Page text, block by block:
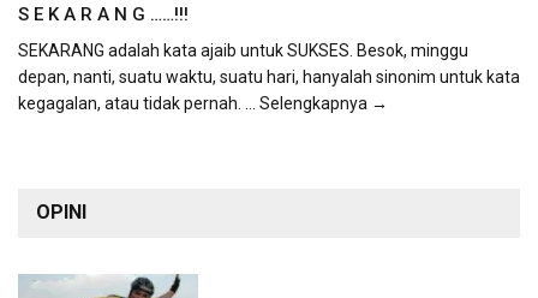
S E K A R A N G ……!!!
SEKARANG adalah kata ajaib untuk SUKSES. Besok, minggu
depan, nanti, suatu waktu, suatu hari, hanyalah sinonim untuk kata
kegagalan, atau tidak pernah.
... Selengkapnya →
OPINI